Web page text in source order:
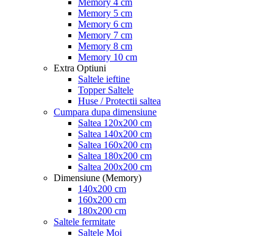
Memory 5 cm
Memory 6 cm
Memory 7 cm
Memory 8 cm
Memory 10 cm
Extra Optiuni
Saltele ieftine
Topper Saltele
Huse / Protectii saltea
Cumpara dupa dimensiune
Saltea 120x200 cm
Saltea 140x200 cm
Saltea 160x200 cm
Saltea 180x200 cm
Saltea 200x200 cm
Dimensiune (Memory)
140x200 cm
160x200 cm
180x200 cm
Saltele fermitate
Saltele Moi